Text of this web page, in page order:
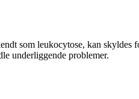
som leukocytose, kan
underliggende problemer.